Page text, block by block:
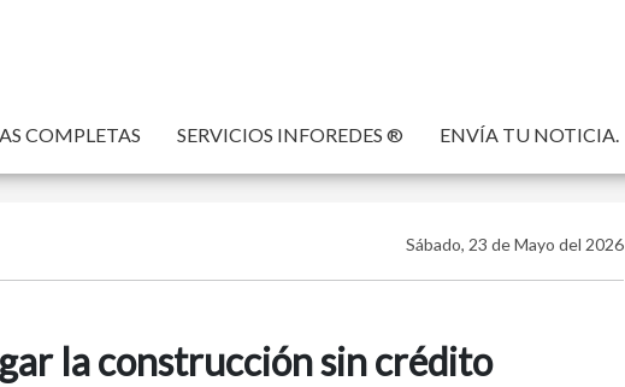
COMPLETAS SERVICIOS INFOREDES ® ENVÍA TU NOTICIA.
Sábado, 23 de Mayo del 2026
la construcción sin crédito